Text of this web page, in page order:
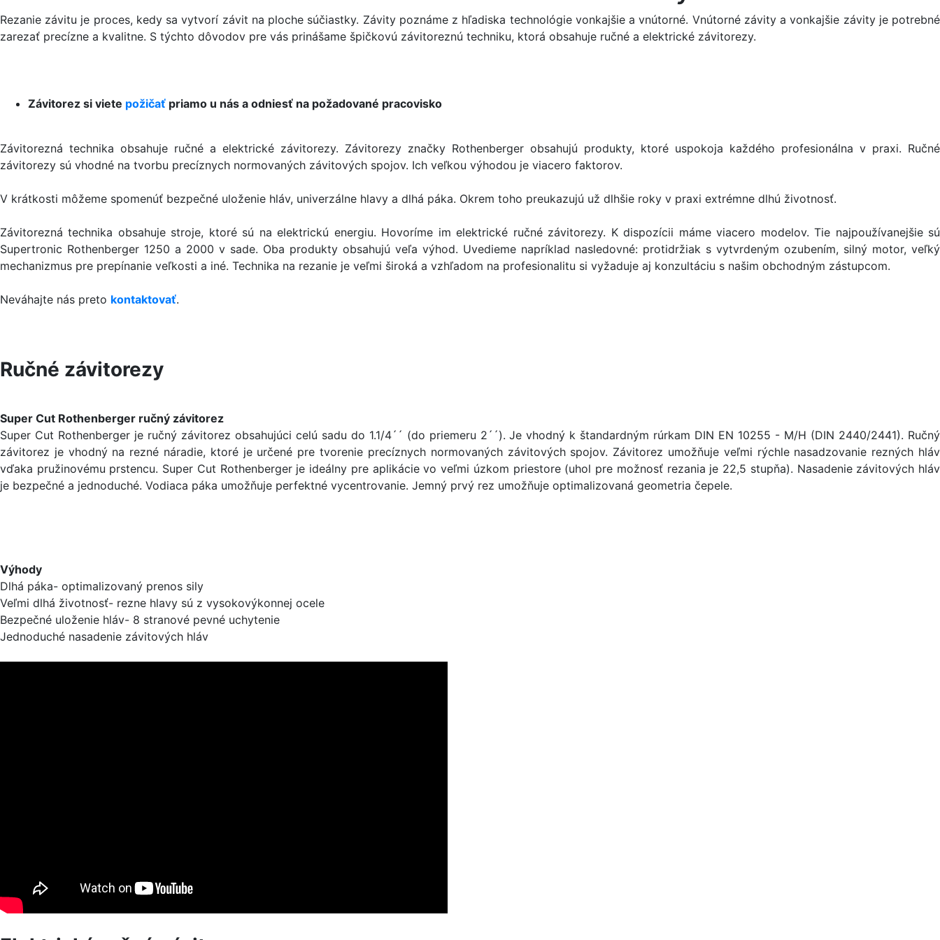
Rezanie závitu je proces, kedy sa vytvorí závit na ploche súčiastky. Závity poznáme z hľadiska technológie vonkajšie a vnútorné. Vnútorné závity a vonkajšie závity je potrebné
zarezať precízne a kvalitne. S týchto dôvodov pre vás prinášame špičkovú závitoreznú techniku, ktorá obsahuje ručné a elektrické závitorezy.
Závitorez si viete požičať priamo u nás a odniesť na požadované pracovisko
Závitorezná technika obsahuje ručné a elektrické závitorezy. Závitorezy značky Rothenberger obsahujú produkty, ktoré uspokoja každého profesionálna v praxi. Ručné
závitorezy sú vhodné na tvorbu precíznych normovaných závitových spojov. Ich veľkou výhodou je viacero faktorov.
V krátkosti môžeme spomenúť bezpečné uloženie hláv, univerzálne hlavy a dlhá páka. Okrem toho preukazujú už dlhšie roky v praxi extrémne dlhú životnosť.
Závitorezná technika obsahuje stroje, ktoré sú na elektrickú energiu. Hovoríme im elektrické ručné závitorezy. K dispozícii máme viacero modelov. Tie najpoužívanejšie sú
Supertronic Rothenberger 1250 a 2000 v sade. Oba produkty obsahujú veľa výhod. Uvedieme napríklad nasledovné: protidržiak s vytvrdeným ozubením, silný motor, veľký
mechanizmus pre prepínanie veľkosti a iné. Technika na rezanie je veľmi široká a vzhľadom na profesionalitu si vyžaduje aj konzultáciu s našim obchodným zástupcom.
Neváhajte nás preto kontaktovať.
Ručné závitorezy
Super Cut Rothenberger ručný závitorez
Super Cut Rothenberger je ručný závitorez obsahujúci celú sadu do 1.1/4´´ (do priemeru 2´´). Je vhodný k štandardným rúrkam DIN EN 10255 - M/H (DIN 2440/2441). Ručný
závitorez je vhodný na rezné náradie, ktoré je určené pre tvorenie precíznych normovaných závitových spojov. Závitorez umožňuje veľmi rýchle nasadzovanie rezných hláv
vďaka pružinovému prstencu. Super Cut Rothenberger je ideálny pre aplikácie vo veľmi úzkom priestore (uhol pre možnosť rezania je 22,5 stupňa). Nasadenie závitových hláv
je bezpečné a jednoduché. Vodiaca páka umožňuje perfektné vycentrovanie. Jemný prvý rez umožňuje optimalizovaná geometria čepele.
Výhody
Dlhá páka- optimalizovaný prenos sily
Veľmi dlhá životnosť- rezne hlavy sú z vysokovýkonnej ocele
Bezpečné uloženie hláv- 8 stranové pevné uchytenie
Jednoduché nasadenie závitových hláv